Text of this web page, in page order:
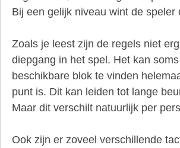
Bij een gelijk niveau wint de
Zoals je leest zijn de regels niet
diepgang in het spel. Het kan
beschikbare blok te vinden
punt is. Dit kan leiden tot lange
Maar dit verschilt natuurlijk per
Ook zijn er zoveel verschillende